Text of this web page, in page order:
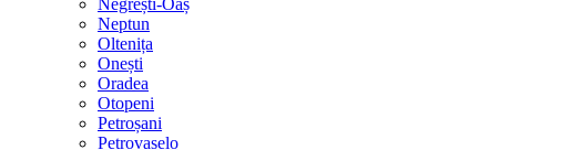
Negrești-Oaș
Neptun
Oltenița
Onești
Oradea
Otopeni
Petroșani
Petrovaselo